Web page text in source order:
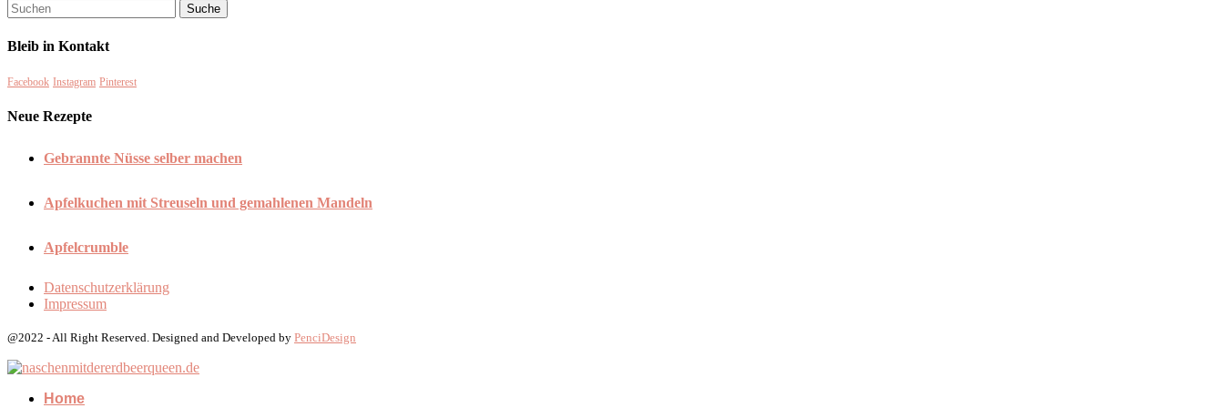
Bleib in Kontakt
Facebook Instagram Pinterest
Neue Rezepte
Gebrannte Nüsse selber machen
Apfelkuchen mit Streuseln und gemahlenen Mandeln
Apfelcrumble
Datenschutzerklärung
Impressum
@2022 - All Right Reserved. Designed and Developed by PenciDesign
Home